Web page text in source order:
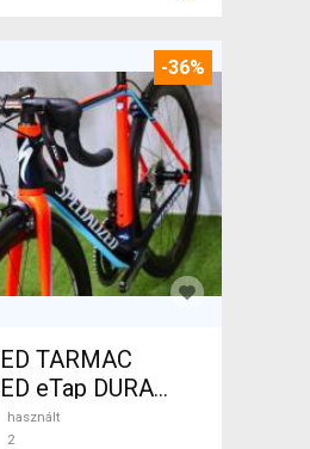
-36%
TARMAC
eTap DURA
ELADÓ
használt
2